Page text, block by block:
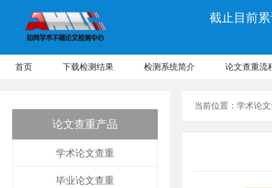
截止目前
首页 下载检测结果 检测系统简介 论文查重流
论文查重产品
学术论文查重
毕业论文查重
当前位置： 学术论